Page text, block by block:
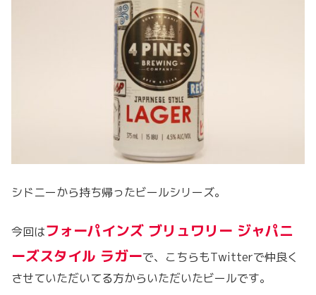
シドニーから持ち帰ったビールシリーズ。
今回はフォーパインズ ブリュワリー ジャパニ
ーズスタイル ラガーで、こちらもTwitterで仲良く
させていただいてる方からいただいたビールです。